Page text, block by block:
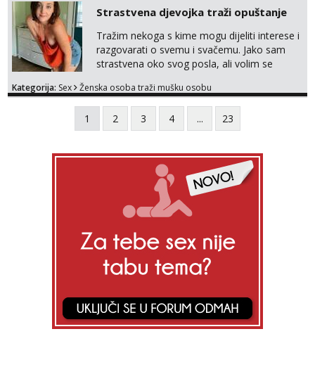
Strastvena djevojka traži opuštanje
Tražim nekoga s kime mogu dijeliti interese i
razgovarati o svemu i svačemu. Jako sam
strastvena oko svog posla, ali volim se
Voljela bi naci nekoga pa da se nemoram
samo s prijateljima opustati ;) Klikni na link
ispod i nadji me tamo, cekam te!
Kategorija: Sex Ženska osoba traži mušku osobu
1 2 3 4 ... 23